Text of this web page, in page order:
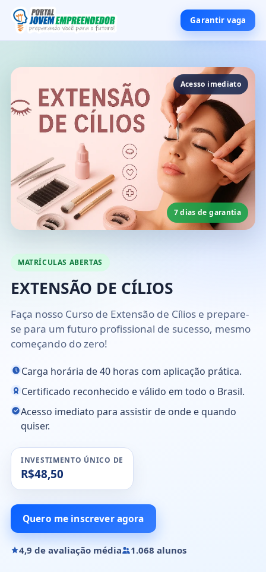
Garantir vaga
MATRÍCULAS ABERTAS
EXTENSÃO DE CÍLIOS
Faça nosso Curso de Extensão de Cílios e prepare-
se para um futuro profissional de sucesso, mesmo
começando do zero!
Carga horária de 40 horas com aplicação prática.
Certificado reconhecido e válido em todo o Brasil.
Acesso imediato para assistir de onde e quando
quiser.
INVESTIMENTO ÚNICO DE
R$48,50
Quero me inscrever agora
4,9 de avaliação média 1.068 alunos
Acesso imediato
7 dias de garantia